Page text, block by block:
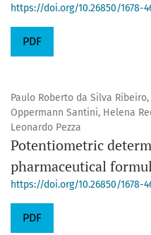
https://doi.org/10.26850/1678-
PDF
Paulo Roberto da Silva
Oppermann Santini, Helena
Leonardo Pezza
Potentiometric
pharmaceutical
https://doi.org/10.26850/1678-
PDF